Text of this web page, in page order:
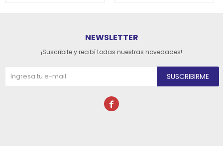
NEWSLETTER
¡Suscribite y recibí todas nuestras novedades!
SUSCRIBIRME
